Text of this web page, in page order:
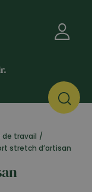
travail /
stretch d’artisan